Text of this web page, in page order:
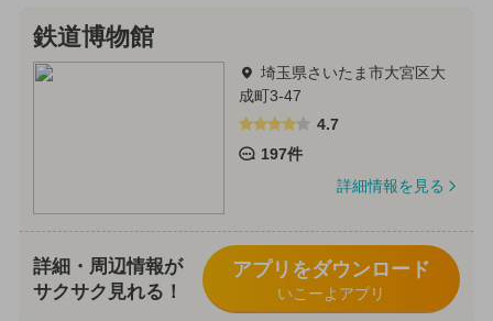
鉄道博物館
埼玉県さいたま市大宮区大
成町3-47
4.7
197件
詳細情報を見る
詳細・周辺情報が
サクサク見れる！
アプリをダウンロード
いこーよアプリ